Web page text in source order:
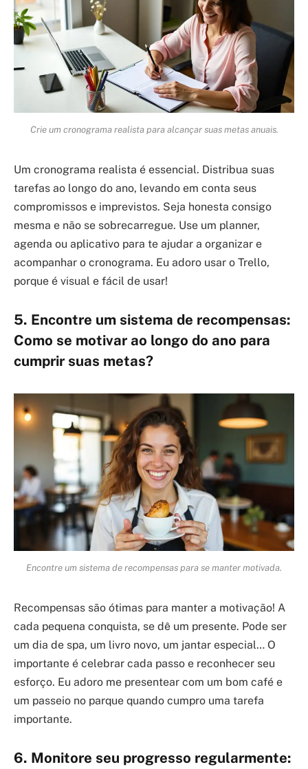
Crie um cronograma realista para alcançar suas metas anuais.
Um cronograma realista é essencial. Distribua suas
tarefas ao longo do ano, levando em conta seus
compromissos e imprevistos. Seja honesta consigo
mesma e não se sobrecarregue. Use um planner,
agenda ou aplicativo para te ajudar a organizar e
acompanhar o cronograma. Eu adoro usar o Trello,
porque é visual e fácil de usar!
5. Encontre um sistema de recompensas:
Como se motivar ao longo do ano para
cumprir suas metas?
Encontre um sistema de recompensas para se manter motivada.
Recompensas são ótimas para manter a motivação! A
cada pequena conquista, se dê um presente. Pode ser
um dia de spa, um livro novo, um jantar especial… O
importante é celebrar cada passo e reconhecer seu
esforço. Eu adoro me presentear com um bom café e
um passeio no parque quando cumpro uma tarefa
importante.
6. Monitore seu progresso regularmente: